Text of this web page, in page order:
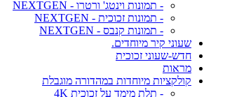
- תמונות וינטג' ורטרו - NEXTGEN
- תמונות זכוכית - NEXTGEN
- תמונות קנבס - NEXTGEN
שעוני קיר מיוחדים.
חדש-שעוני זכוכית
מראות
קולקציות מיוחדות במהדורה מוגבלת
- תלת מימד על זכוכית 4K